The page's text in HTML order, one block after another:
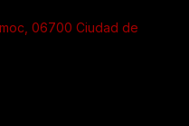
06700 Ciudad de